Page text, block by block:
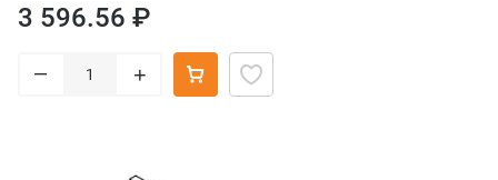
3 596.56 ₽
– +